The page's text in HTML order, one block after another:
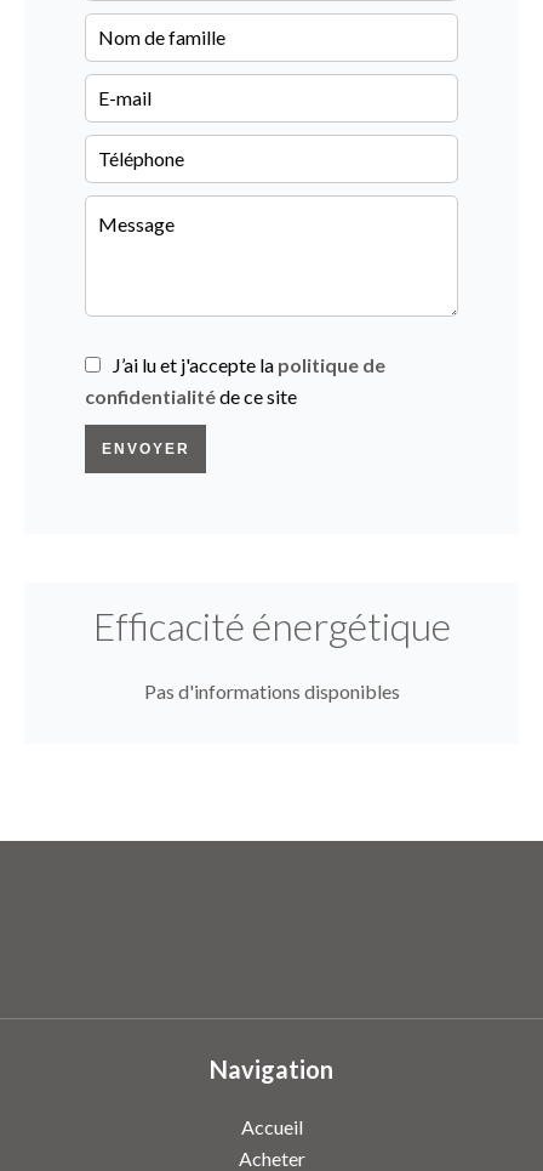
J’ai lu et j'accepte la politique de
confidentialitéde ce site
ENVOYER
Efficacité énergétique
Pas d'informations disponibles
Navigation
Accueil
Acheter